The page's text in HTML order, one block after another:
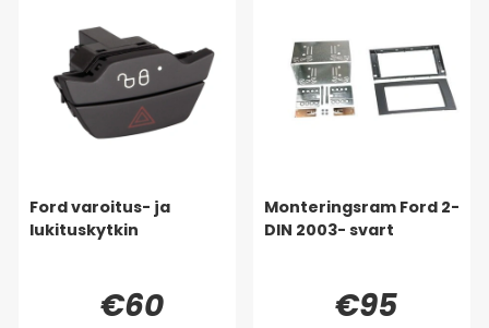
Ford varoitus- ja
lukituskytkin
€60
Monteringsram Ford 2-
DIN 2003- svart
€95